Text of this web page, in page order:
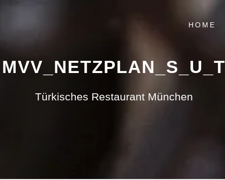
HOME
MVV_NETZPLAN_S_U_T
Türkisches Restaurant München